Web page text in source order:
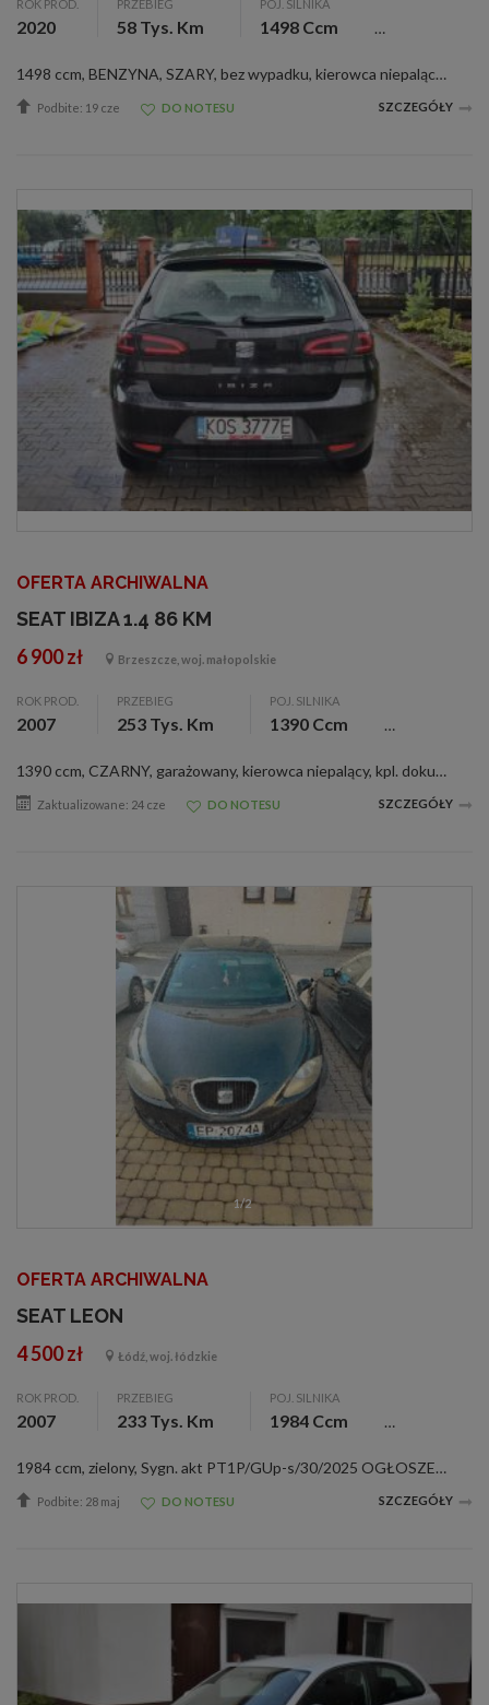
ROK PROD.
2020
PRZEBIEG
58 Tys. Km
POJ. SILNIKA
1498 Ccm
1498 ccm, BENZYNA, SZARY, bez wypadku, kierowca niepalący, kpl. dokumentacja, kupiony w kraju, I właściciel, serwisowany, zarejestr., ABS, alarm, alum. felgi, c. zamek, czujnik deszczu, el. otw. szyby, el. reg. lusterka, ESP, klimatyzacja, pod. pow....
Podbite: 19 cze DO NOTESU SZCZEGÓŁY
OFERTA ARCHIWALNA
SEAT IBIZA 1.4 86 KM
6 900 zł Brzeszcze, woj. małopolskie
ROK PROD.
2007
PRZEBIEG
253 Tys. Km
POJ. SILNIKA
1390 Ccm
1390 ccm, CZARNY, garażowany, kierowca niepalący, kpl. dokumentacja, kupiony w kraju, serwisowany, zarejestr., ABS, alum. felgi, c. zamek, el. otw. szyby, el. reg. lusterka, ESP, immobilizer, klimatyzacja, komputer pokł., pod. pow., tempomat, wspom....
Zaktualizowane: 24 cze DO NOTESU SZCZEGÓŁY
1/2
OFERTA ARCHIWALNA
SEAT LEON
4 500 zł Łódź, woj. łódzkie
ROK PROD.
2007
PRZEBIEG
233 Tys. Km
POJ. SILNIKA
1984 Ccm
1984 ccm, zielony, Sygn. akt PT1P/GUp-s/30/2025 OGŁOSZENIE Syndyk masy upadłości osoby fizycznej nieprowadzącej działalności gospodarczej sprzeda z wolnej ręki w trybie konkursu ofert: Samochód osobowy marki SEAT model Leon, rok produkcji ...
Podbite: 28 maj DO NOTESU SZCZEGÓŁY